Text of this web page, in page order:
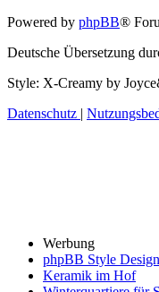
Powered by phpBB®
Deutsche Übersetzung
Style: X-Creamy by
Datenschutz |
Werbung
phpBB Style Design
Keramik im Hof